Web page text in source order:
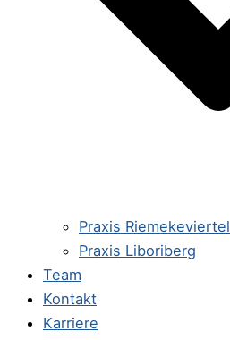
Praxis Riemekeviertel
Praxis Liboriberg
Team
Kontakt
Karriere